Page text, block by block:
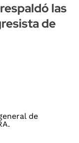
las
de